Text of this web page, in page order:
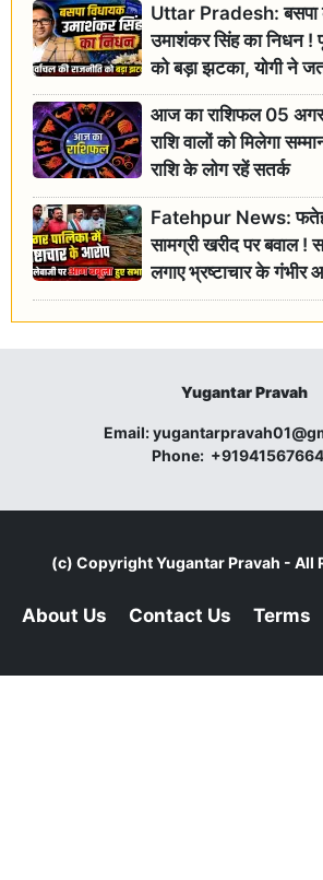
Uttar Pradesh: बसपा
उमाशंकर सिंह का निधन !
को बड़ा झटका, योगी ने
आज का राशिफल 05
राशि वालों को मिलेगा
राशि के लोग रहें सतर्क
Fatehpur News:
सामग्री खरीद पर बवाल !
लगाए भ्रष्टाचार के गंभीर
Yugantar Pravah
Email:
Phone:
(c) CopyrightYugantar Pravah - All
About Us Contact Us Terms